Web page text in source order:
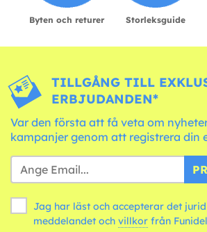
Byten och returer Storleksguide
TILLGÅNG TILL
ERBJUDANDEN*
Var den första att få veta om
kampanjer genom att registrera din
Jag har läst och accepterar det
meddelandet och villkor från